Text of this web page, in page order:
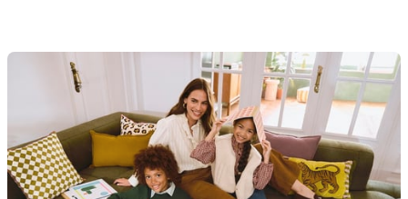
Notre
rentrer